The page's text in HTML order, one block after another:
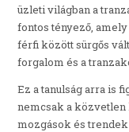
üzleti világban a
fontos tényező,
férfi között sürgős
forgalom és a
Ez a tanulság arra is
nemcsak a közvetlen
mozgások és